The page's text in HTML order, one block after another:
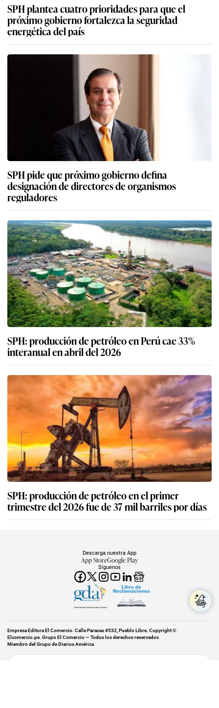
SPH plantea cuatro prioridades para que el
próximo gobierno fortalezca la seguridad
energética del país
SPH pide que próximo gobierno defina
designación de directores de organismos
reguladores
SPH: producción de petróleo en Perú cae 33%
interanual en abril del 2026
SPH: producción de petróleo en el primer
trimestre del 2026 fue de 37 mil barriles por días
Síguenos
Descarga nuestra App
App StoreGoogle Play
Miembro del Grupo de Diarios América
Empresa Editora El Comercio. Calle Paracas #532, Pueblo Libre. Copyright ©
Elcomercio.pe. Grupo El Comercio — Todos los derechos reservados
Miembro del Grupo de Diarios América